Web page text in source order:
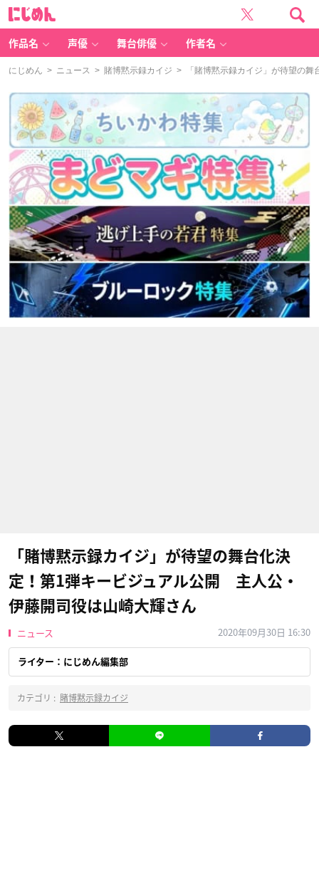
作品名 声優 舞台俳優 作者名
にじめん > ニュース > 賭博黙示録カイジ > 「賭博黙示録カイジ」が待望の
「賭博黙示録カイジ」が待望の舞台化決
定！第1弾キービジュアル公開 主人公・
伊藤開司役は山崎大輝さん
ニュース 2020年09月30日 16:30
ライター：にじめん編集部
カテゴリ : 賭博黙示録カイジ